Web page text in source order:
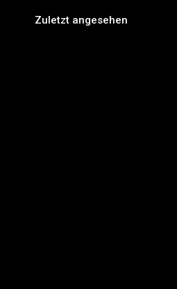
Zuletzt angesehen